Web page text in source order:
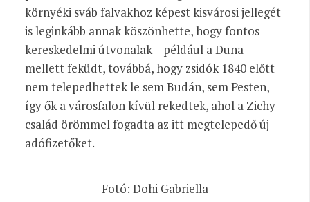
környéki sváb falvakhoz képest kisvárosi jellegét
is leginkább annak köszönhette, hogy fontos
kereskedelmi útvonalak – például a Duna –
mellett feküdt, továbbá, hogy zsidók 1840 előtt
nem telepedhettek le sem Budán, sem Pesten,
így ők a városfalon kívül rekedtek, ahol a Zichy
család örömmel fogadta az itt megtelepedő új
adófizetőket.
Fotó: Dohi Gabriella